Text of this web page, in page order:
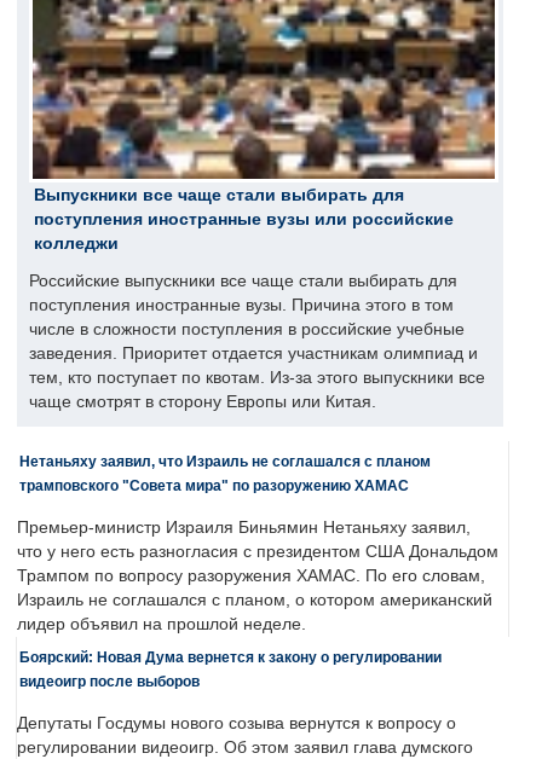
Выпускники все чаще стали выбирать для
поступления иностранные вузы или российские
колледжи
Российские выпускники все чаще стали выбирать для
поступления иностранные вузы. Причина этого в том
числе в сложности поступления в российские учебные
заведения. Приоритет отдается участникам олимпиад и
тем, кто поступает по квотам. Из-за этого выпускники все
чаще смотрят в сторону Европы или Китая.
Нетаньяху заявил, что Израиль не соглашался с планом
трамповского "Совета мира" по разоружению ХАМАС
Премьер-министр Израиля Биньямин Нетаньяху заявил,
что у него есть разногласия с президентом США Дональдом
Трампом по вопросу разоружения ХАМАС. По его словам,
Израиль не соглашался с планом, о котором американский
лидер объявил на прошлой неделе.
Боярский: Новая Дума вернется к закону о регулировании
видеоигр после выборов
Депутаты Госдумы нового созыва вернутся к вопросу о
регулировании видеоигр. Об этом заявил глава думского